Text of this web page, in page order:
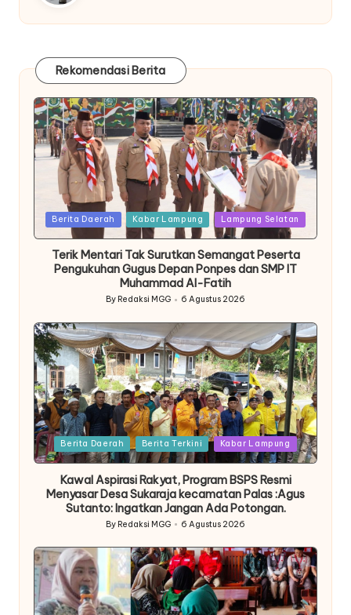
Rekomendasi Berita
Posted
Berita Daerah Kabar Lampung Lampung Selatan
Terik Mentari Tak Surutkan Semangat Peserta
Pengukuhan Gugus Depan Ponpes dan SMP IT
Muhammad Al-Fatih
Posted
By Redaksi MGG 6 Agustus 2026
Posted
in
Berita Daerah Berita Terkini Kabar Lampung
Kawal Aspirasi Rakyat, Program BSPS Resmi
Menyasar Desa Sukaraja kecamatan Palas :Agus
Sutanto: Ingatkan Jangan Ada Potongan.
Posted
by
By Redaksi MGG 6 Agustus 2026